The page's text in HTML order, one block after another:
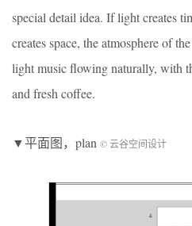
special detail idea. If light creates
creates space, the atmosphere of
light music flowing naturally, with
and fresh coffee.
▼平面图，plan © 云谷空间设计